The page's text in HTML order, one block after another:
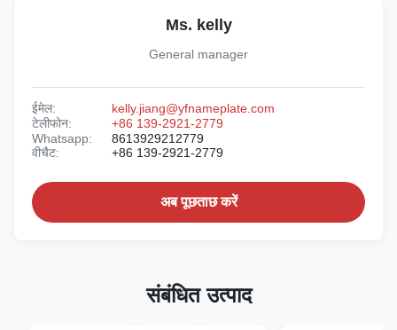
Ms. kelly
General manager
ईमेल:
kelly.jiang@yfnameplate.com
टेलीफोन:
+86 139-2921-2779
Whatsapp:
8613929212779
वीचैट:
+86 139-2921-2779
अब पूछताछ करें
संबंधित उत्पाद